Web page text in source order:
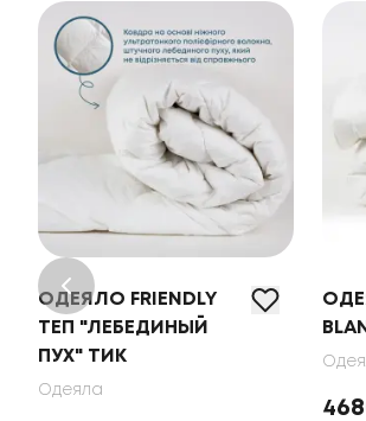
ОДЕЯЛО FRIENDLY
ТЕП "ЛЕБЕДИНЫЙ
ПУХ" ТИК
Одеяла